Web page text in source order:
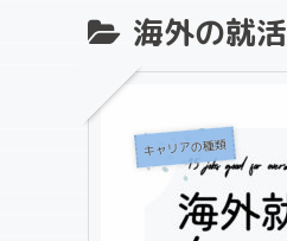
海外の就活
キャリアの種類